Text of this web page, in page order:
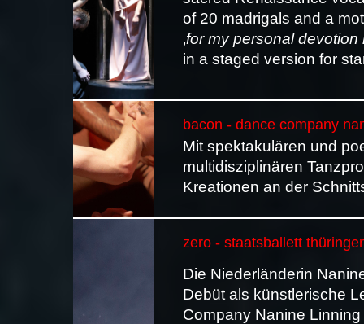
of 20 madrigals and a
‚for my personal devotion
in a staged version for
bacon - dance company
Mit spektakulären und
multidisziplinären
Kreationen an der
zero - staatsballett
Die Niederländerin
Debüt als künstlerische
Company Nanine